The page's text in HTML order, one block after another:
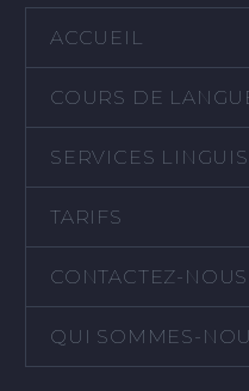
ACCUEIL
COURS DE
SERVICES
TARIFS
CONTACTEZ-NOUS
QUI SOMMES-